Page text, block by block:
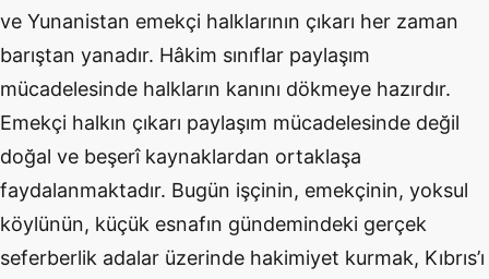
ve Yunanistan emekçi halklarının çıkarı her zaman
barıştan yanadır. Hâkim sınıflar paylaşım
mücadelesinde halkların kanını dökmeye hazırdır.
Emekçi halkın çıkarı paylaşım mücadelesinde değil
doğal ve beşerî kaynaklardan ortaklaşa
faydalanmaktadır. Bugün işçinin, emekçinin, yoksul
köylünün, küçük esnafın gündemindeki gerçek
seferberlik adalar üzerinde hakimiyet kurmak, Kıbrıs’ı